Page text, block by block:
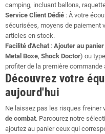
camping, incluant ballons,
Service Client Dédié : À votre
sécurisées, moyens de paiement
articles en stock.
Facilité d'Achat : Ajouter au panier
Metal Boxe, Shock Doctor) ou
profiter de la première commande
Découvrez votre
aujourd'hui
Ne laissez pas les risques freiner
de combat. Parcourez notre
ajoutez au panier ceux qui